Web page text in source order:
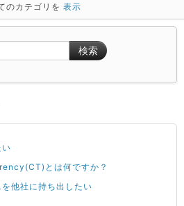
のカテゴリを 表示
検索
とは何ですか？
他社に持ち出したい